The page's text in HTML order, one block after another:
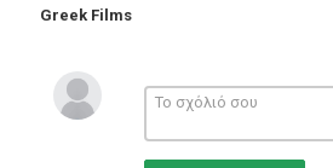
Greek Films